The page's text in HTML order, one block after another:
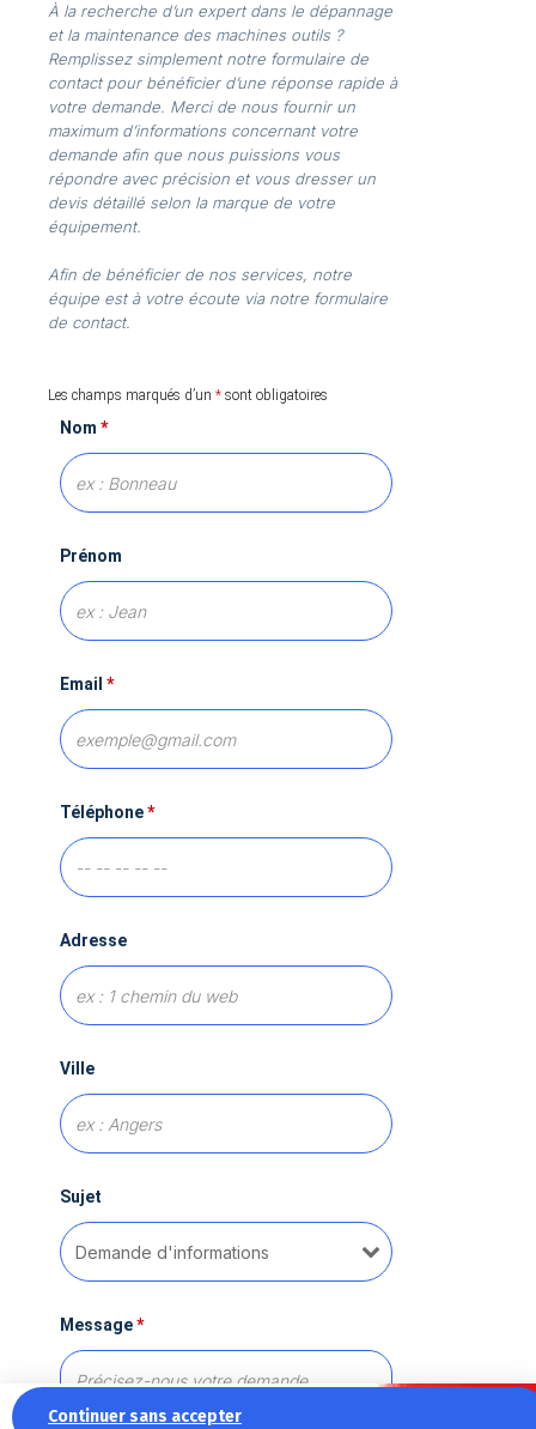
Continuer sans accepter
À la recherche d’un expert dans le dépannage
et la maintenance des machines outils ?
Remplissez simplement notre formulaire de
contact pour bénéficier d’une réponse rapide à
votre demande. Merci de nous fournir un
maximum d’informations concernant votre
demande afin que nous puissions vous
répondre avec précision et vous dresser un
devis détaillé selon la marque de votre
équipement.
Afin de bénéficier de nos services, notre
équipe est à votre écoute via notre formulaire
de contact.
Les champs marqués d’un * sont obligatoires
Nom *
Prénom
Email *
Téléphone*
Adresse
Ville
Sujet
Message*